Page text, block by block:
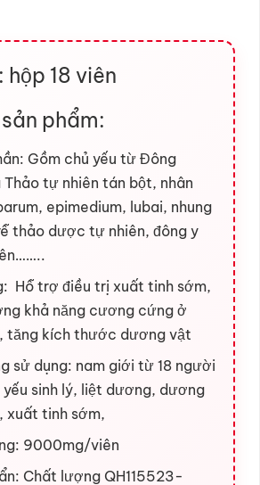
18 viên
phẩm:
Gồm chủ yếu từ Đông
Thảo tự nhiên tán bột, nhân
epimedium, lubai, nhung
thảo dược tự nhiên, đông y
Hỗ trợ điều trị xuất tinh sớm,
khả năng cương cứng ở
tăng kích thước dương vật
sử dụng: nam giới từ 18 người
yếu sinh lý, liệt dương, dương
xuất tinh sớm,
9000mg/viên
Chất lượng QH115523-